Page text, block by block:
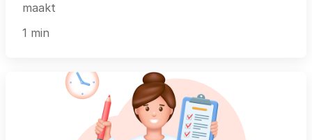
maakt
1 min